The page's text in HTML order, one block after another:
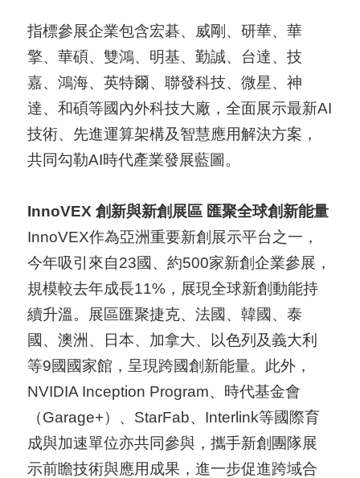
指標參展企業包含宏碁、威剛、研華、華
擎、華碩、雙鴻、明基、勤誠、台達、技
嘉、鴻海、英特爾、聯發科技、微星、神
達、和碩等國內外科技大廠，全面展示最新AI
技術、先進運算架構及智慧應用解決方案，
共同勾勒AI時代產業發展藍圖。
InnoVEX創新與新創展區 匯聚全球創新能量
InnoVEX作為亞洲重要新創展示平台之一，
今年吸引來自23國、約500家新創企業參展，
規模較去年成長11%，展現全球新創動能持
續升溫。展區匯聚捷克、法國、韓國、泰
國、澳洲、日本、加拿大、以色列及義大利
等9國國家館，呈現跨國創新能量。此外，
NVIDIA Inception Program、時代基金會
（Garage+）、StarFab、Interlink等國際育
成與加速單位亦共同參與，攜手新創團隊展
示前瞻技術與應用成果，進一步促進跨域合